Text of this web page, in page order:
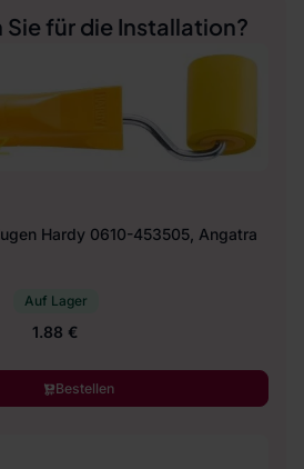
für die Installation?
Hardy 0610-453505, Angatra
Auf Lager
1.88 €
Bestellen